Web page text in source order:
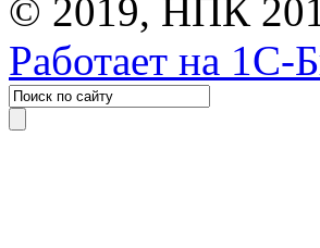
© 2019, НПК
Работает на 1С-